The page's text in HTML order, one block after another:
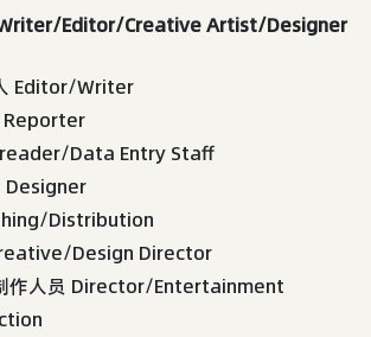
Editor/Creative Artist/Designer
Editor/Writer
Reporter
Data Entry Staff
Designer
Distribution
Design Director
作人员 Director/Entertainment